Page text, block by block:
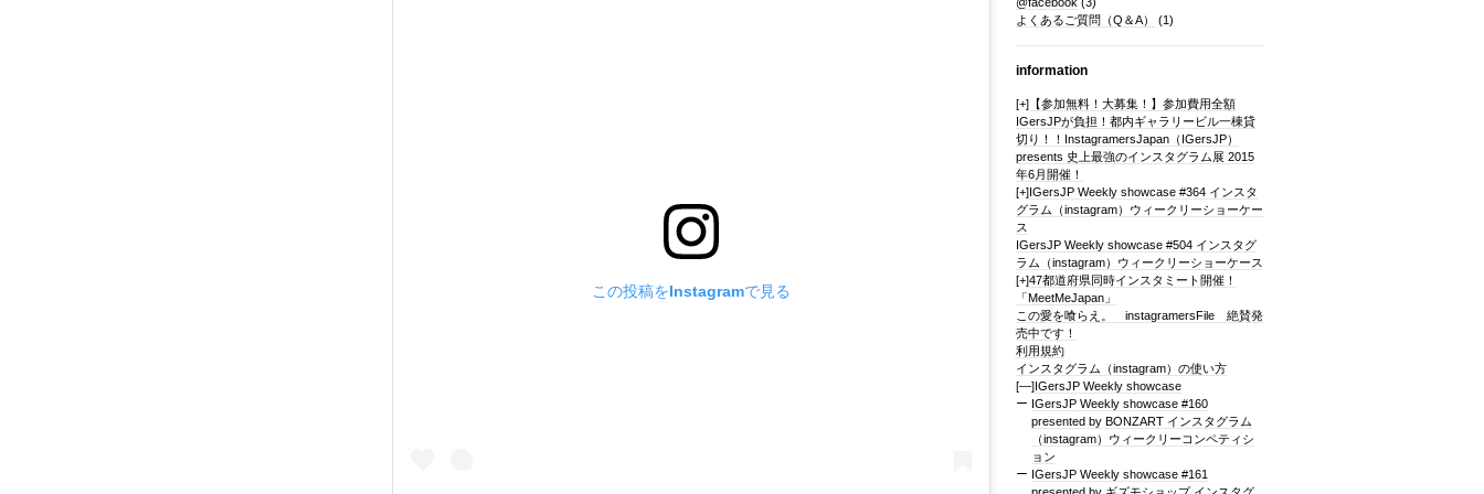
この投稿をInstagramで見る
よくあるご質問（Q＆A）
(1)
information
[+]【参加無料！大募集！】参加費用全額
IGersJPが負担！都内ギャラリービル一棟貸
切り！！InstagramersJapan（IGersJP）
presents 史上最強のインスタグラム展 2015
年6月開催！
[+]IGersJP Weekly showcase #364 インスタ
グラム（instagram）ウィークリーショーケー
ス
IGersJP Weekly showcase #504 インスタグ
ラム（instagram）ウィークリーショーケース
[+]47都道府県同時インスタミート開催！
「MeetMeJapan」
この愛を喰らえ。 instagramersFile 絶賛発
売中です！
利用規約
インスタグラム（instagram）の使い方
[—]IGersJP Weekly showcase
IGersJP Weekly showcase #160
presented by BONZART インスタグラム
（instagram）ウィークリーコンペティシ
ョン
IGersJP Weekly showcase #161